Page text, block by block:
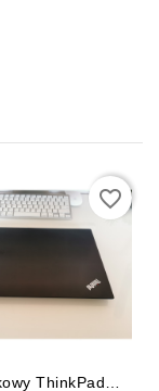
ThinkPad
favorite_border